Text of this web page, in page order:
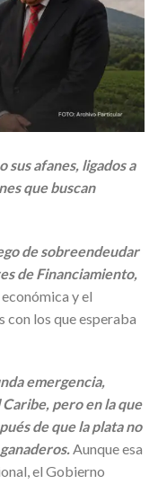
sus afanes, ligados a
que buscan
de sobreendeudar
de Financiamiento,
y el
con los que esperaba
emergencia,
pero en la que
de que la plata no
Aunque esa
el Gobierno